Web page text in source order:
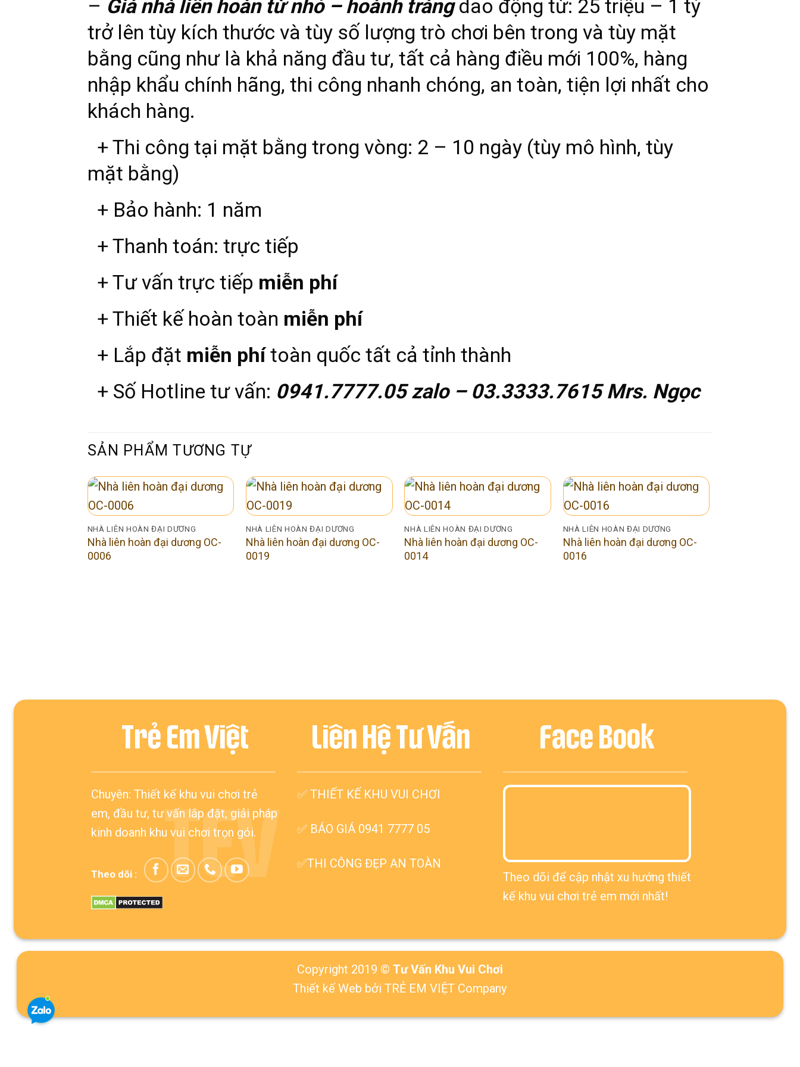
– Giá nhà liên hoàn từ nhỏ – hoành trángdao động từ: 25 triệu – 1 tỷ
trở lên tùy kích thước và tùy số lượng trò chơi bên trong và tùy mặt
bằng cũng như là khả năng đầu tư, tất cả hàng điều mới 100%, hàng
nhập khẩu chính hãng, thi công nhanh chóng, an toàn, tiện lợi nhất cho
khách hàng.
+ Thi công tại mặt bằng trong vòng: 2 – 10 ngày (tùy mô hình, tùy
mặt bằng)
+ Bảo hành: 1 năm
+ Thanh toán: trực tiếp
+ Tư vấn trực tiếp miễn phí
+ Thiết kế hoàn toàn miễn phí
+ Lắp đặt miễn phítoàn quốc tất cả tỉnh thành
+ Số Hotline tư vấn: 0941.7777.05 zalo – 03.3333.7615 Mrs. Ngọc
SẢN PHẨM TƯƠNG TỰ
NHÀ LIÊN HOÀN ĐẠI DƯƠNG
Nhà liên hoàn đại dương OC-
0006
NHÀ LIÊN HOÀN ĐẠI DƯƠNG
Nhà liên hoàn đại dương OC-
0019
NHÀ LIÊN HOÀN ĐẠI DƯƠNG
Nhà liên hoàn đại dương OC-
0014
NHÀ LIÊN HOÀN ĐẠI DƯƠNG
Nhà liên hoàn đại dương OC-
0016
Trẻ Em Việt
Chuyên: Thiết kế khu vui chơi trẻ
em, đầu tư, tư vấn lắp đặt, giải pháp
kinh doanh khu vui chơi trọn gói.
Theo dõi : TEV
Liên Hệ Tư Vấn
✅THIẾT KẾ KHU VUI CHƠI
✅ BÁO GIÁ 0941 7777 05
✅THI CÔNG ĐẸP AN TOÀN
Face Book
Theo dõi để cập nhật xu hướng thiết
kế khu vui chơi trẻ em mới nhất!
Copyright 2019 © Tư Vấn Khu Vui Chơi
Thiết kế Web bởi TRẺ EM VIỆT Company